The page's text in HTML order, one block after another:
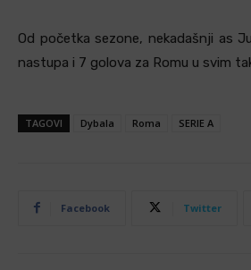
Od početka sezone, nekadašnji as
nastupa i 7 golova za Romu u svim
TAGOVI Dybala Roma SERIE A
Facebook Twitter